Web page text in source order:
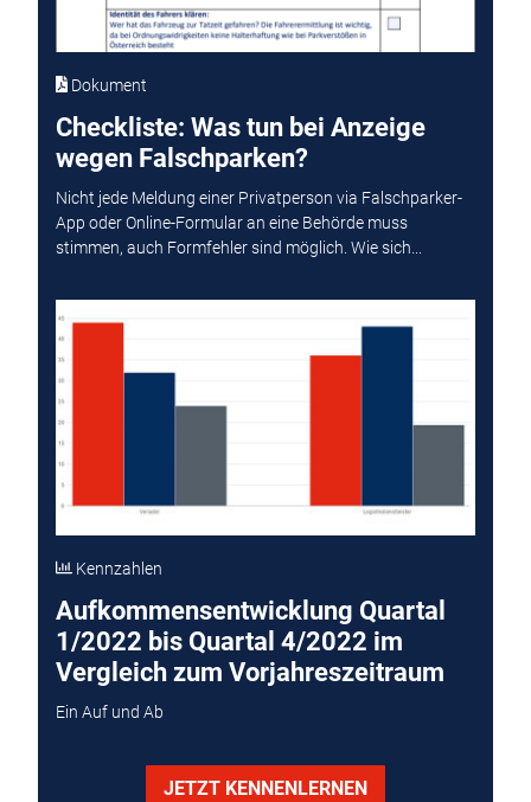
Dokument
Checkliste: Was tun bei Anzeige
wegen Falschparken?
Nicht jede Meldung einer Privatperson via Falschparker-
App oder Online-Formular an eine Behörde muss
stimmen, auch Formfehler sind möglich. Wie sich...
Kennzahlen
Aufkommensentwicklung Quartal
1/2022 bis Quartal 4/2022 im
Vergleich zum Vorjahreszeitraum
Ein Auf und Ab
JETZT KENNENLERNEN